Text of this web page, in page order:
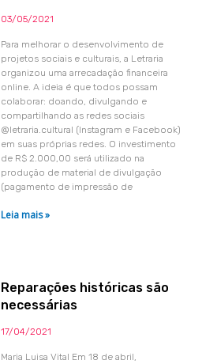
03/05/2021
Para melhorar o desenvolvimento de
projetos sociais e culturais, a Letraria
organizou uma arrecadação financeira
online. A ideia é que todos possam
colaborar: doando, divulgando e
compartilhando as redes sociais
@letraria.cultural (Instagram e Facebook)
em suas próprias redes. O investimento
de R$ 2.000,00 será utilizado na
produção de material de divulgação
(pagamento de impressão de
Leia mais »
Reparações históricas são
necessárias
17/04/2021
Maria Luisa Vital Em 18 de abril,